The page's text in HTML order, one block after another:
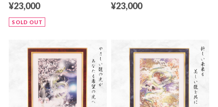
¥23,000
SOLD OUT
¥23,000